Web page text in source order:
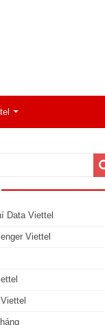
Data Viettel
Viettel